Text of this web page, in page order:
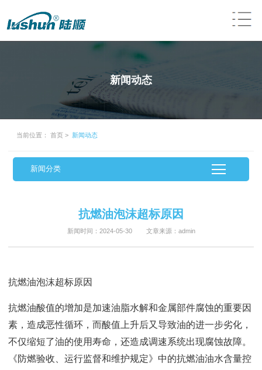
新闻动态
当前位置： 首页 > 新闻动态
新闻分类
抗燃油泡沫超标原因
新闻时间：2024-05-30 文章来源：admin
抗燃油泡沫超标原因
抗燃油酸值的增加是加速油脂水解和金属部件腐蚀的重要因
素，造成恶性循环，而酸值上升后又导致油的进一步劣化，
不仅缩短了油的使用寿命，还造成调速系统出现腐蚀故障。
《防燃验收、运行监督和维护规定》中的抗燃油油水含量控